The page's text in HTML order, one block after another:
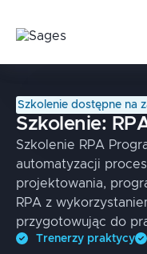
Szkolenie dostępne na
Szkolenie:
Szkolenie RPA
automatyzacji
projektowania,
RPA z
przygotowując do
Trenerzy praktycy